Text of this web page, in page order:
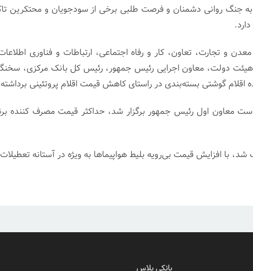
جنگ روانی دشمنان و فرصت طلبی برخی از سودجویان و محتکرین
و تجارت، تعاون، کار و رفاه اجتماعی، ارتباطات و فناوری
دولت، معاون اجرایی رئیس جمهور، رئیس کل بانک مرکزی،
اقلام گوشتی بسته‌بندی در راستای کاهش قیمت اقلام پروتئینی
با افزایش قیمت بی‌رویه بلیط هواپیماها به ویژه در آستانه
بانکی پلاس